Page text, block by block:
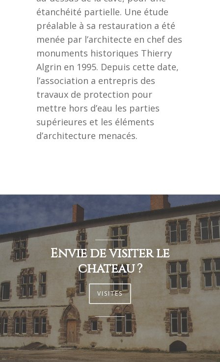
étanchéité partielle. Une étude
préalable à sa restauration a été
menée par l’architecte en chef des
monuments historiques Thierry
Algrin en 1995. Depuis cette date,
l’association a entrepris des
travaux de protection pour
mettre hors d’eau les parties
supérieures et les éléments
d’architecture menacés.
Envie de visiter le
château ?
VISITES